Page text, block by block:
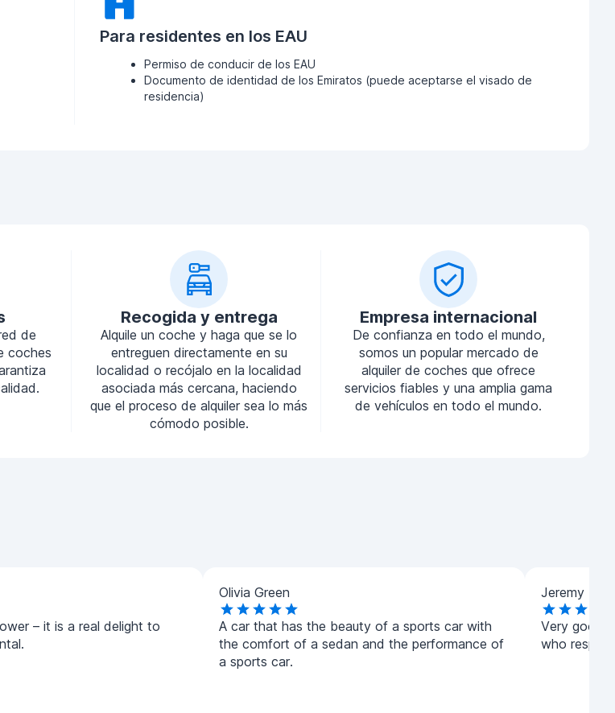
Para residentes en los EAU
Permiso de conducir de los EAU
Documento de identidad de los Emiratos (puede aceptarse el visado de
residencia)
de
coches
Recogida y entrega
Alquile un coche y haga que se lo
entreguen directamente en su
localidad o recójalo en la localidad
asociada más cercana, haciendo
que el proceso de alquiler sea lo más
cómodo posible.
Empresa internacional
De confianza en todo el mundo,
somos un popular mercado de
alquiler de coches que ofrece
servicios fiables y una amplia gama
de vehículos en todo el mundo.
– it is a real delight to
Olivia Green
A car that has the beauty of a sports car with
the comfort of a sedan and the performance of
a sports car.
Jeremy King
Very good
who